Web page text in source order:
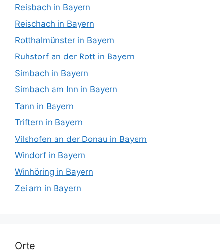
Reisbach in Bayern
Reischach in Bayern
Rotthalmünster in Bayern
Ruhstorf an der Rott in Bayern
Simbach in Bayern
Simbach am Inn in Bayern
Tann in Bayern
Triftern in Bayern
Vilshofen an der Donau in Bayern
Windorf in Bayern
Winhöring in Bayern
Zeilarn in Bayern
Orte